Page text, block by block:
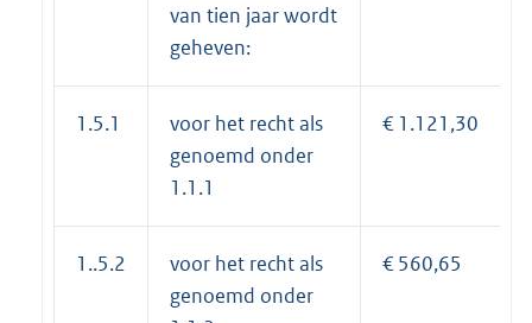
van tien jaar wordt
geheven:
1.5.1
voor het recht als
genoemd onder
1.1.1
€ 1.121,30
1..5.2
voor het recht als
genoemd onder
€ 560,65